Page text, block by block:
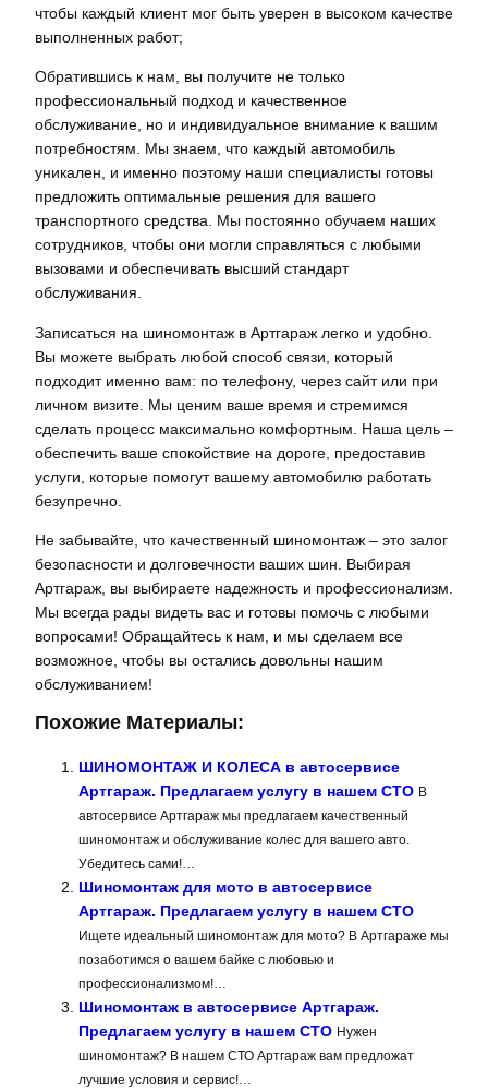
чтобы каждый клиент мог быть уверен в высоком качестве
выполненных работ;
Обратившись к нам, вы получите не только
профессиональный подход и качественное
обслуживание, но и индивидуальное внимание к вашим
потребностям. Мы знаем, что каждый автомобиль
уникален, и именно поэтому наши специалисты готовы
предложить оптимальные решения для вашего
транспортного средства. Мы постоянно обучаем наших
сотрудников, чтобы они могли справляться с любыми
вызовами и обеспечивать высший стандарт
обслуживания.
Записаться на шиномонтаж в Артгараж легко и удобно.
Вы можете выбрать любой способ связи, который
подходит именно вам: по телефону, через сайт или при
личном визите. Мы ценим ваше время и стремимся
сделать процесс максимально комфортным. Наша цель –
обеспечить ваше спокойствие на дороге, предоставив
услуги, которые помогут вашему автомобилю работать
безупречно.
Не забывайте, что качественный шиномонтаж – это залог
безопасности и долговечности ваших шин. Выбирая
Артгараж, вы выбираете надежность и профессионализм.
Мы всегда рады видеть вас и готовы помочь с любыми
вопросами! Обращайтесь к нам, и мы сделаем все
возможное, чтобы вы остались довольны нашим
обслуживанием!
Похожие Материалы:
ШИНОМОНТАЖ И КОЛЕСА в автосервисе
Артгараж. Предлагаем услугу в нашем СТО В
автосервисе Артгараж мы предлагаем качественный
шиномонтаж и обслуживание колес для вашего авто.
Убедитесь сами!…
Шиномонтаж для мото в автосервисе
Артгараж. Предлагаем услугу в нашем СТО
Ищете идеальный шиномонтаж для мото? В Артгараже мы
позаботимся о вашем байке с любовью и
профессионализмом!…
Шиномонтаж в автосервисе Артгараж.
Предлагаем услугу в нашем СТО Нужен
шиномонтаж? В нашем СТО Артгараж вам предложат
лучшие условия и сервис!…